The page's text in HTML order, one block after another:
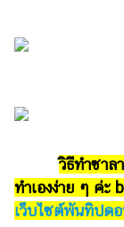
ถือ
ราคา
วิธีทำซาล
ทำเองง่าย ๆ ค่ะ
เว็บไซต์พันทิปด